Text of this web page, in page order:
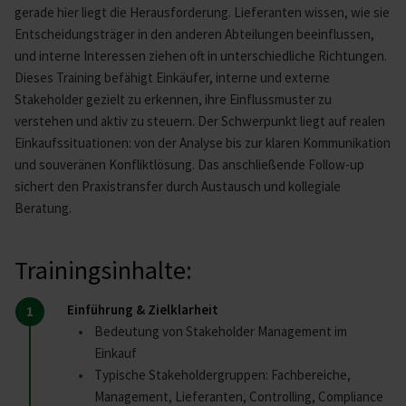
gerade hier liegt die Herausforderung. Lieferanten wissen, wie sie
Entscheidungsträger in den anderen Abteilungen beeinflussen,
und interne Interessen ziehen oft in unterschiedliche Richtungen.
Dieses Training befähigt Einkäufer, interne und externe
Stakeholder gezielt zu erkennen, ihre Einflussmuster zu
verstehen und aktiv zu steuern. Der Schwerpunkt liegt auf realen
Einkaufssituationen: von der Analyse bis zur klaren Kommunikation
und souveränen Konfliktlösung. Das anschließende Follow-up
sichert den Praxistransfer durch Austausch und kollegiale
Beratung.
Trainingsinhalte:
Einführung & Zielklarheit
Bedeutung von Stakeholder Management im
Einkauf
Typische Stakeholdergruppen: Fachbereiche,
Management, Lieferanten, Controlling, Compliance